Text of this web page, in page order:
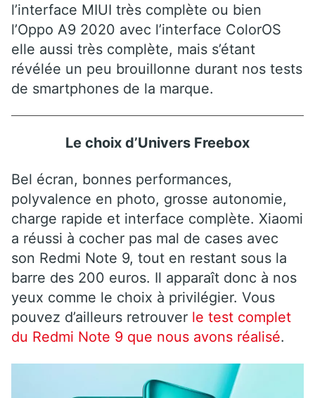
l’interface MIUI très complète ou bien
l’Oppo A9 2020 avec l’interface ColorOS
elle aussi très complète, mais s’étant
révélée un peu brouillonne durant nos tests
de smartphones de la marque.
Le choix d’Univers Freebox
Bel écran, bonnes performances,
polyvalence en photo, grosse autonomie,
charge rapide et interface complète. Xiaomi
a réussi à cocher pas mal de cases avec
son Redmi Note 9, tout en restant sous la
barre des 200 euros. Il apparaît donc à nos
yeux comme le choix à privilégier. Vous
pouvez d’ailleurs retrouver le test complet
du Redmi Note 9 que nous avons réalisé.